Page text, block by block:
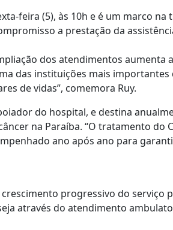
feira (5), às 10h e é um marco
a prestação da
dos atendimentos aumenta
das instituições mais
de vidas”, comemora Ruy.
do hospital, e destina
na Paraíba. “O tratamento do
ano após ano para
progressivo do serviço
através do atendimento